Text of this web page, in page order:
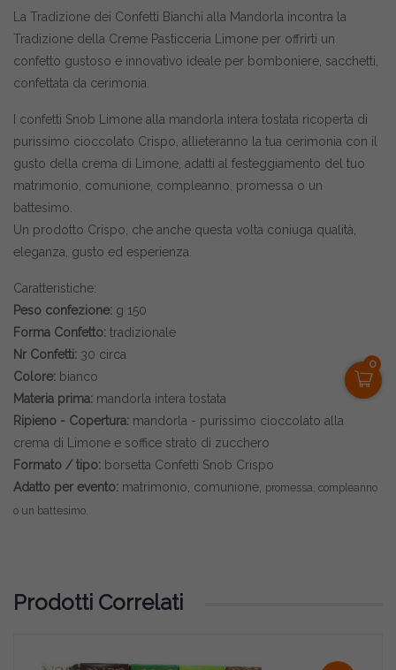
0
La Tradizione dei Confetti Bianchi alla Mandorla incontra la
Tradizione della Creme Pasticceria Limone per offrirti un
confetto gustoso e innovativo ideale per bomboniere, sacchetti,
confettata da cerimonia.
I confetti Snob Limone alla mandorla intera tostata ricoperta di
purissimo cioccolato Crispo, allieteranno la tua cerimonia con il
gusto della crema di Limone, adatti al festeggiamento del tuo
matrimonio, comunione, compleanno, promessa o un
battesimo.
Un prodotto Crispo, che anche questa volta coniuga qualità,
eleganza, gusto ed esperienza.
Caratteristiche:
Peso confezione: g 150
Forma Confetto: tradizionale
Nr Confetti: 30 circa
Colore: bianco
Materia prima: mandorla intera tostata
Ripieno - Copertura: mandorla - purissimo cioccolato alla
crema di Limone e soffice strato di zucchero
Formato / tipo: borsetta Confetti Snob Crispo
Adatto per evento: matrimonio, comunione, promessa, compleanno
o un battesimo.
Prodotti Correlati